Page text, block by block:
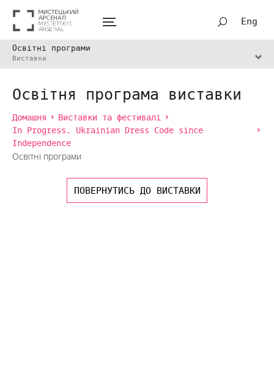
Eng
Освітні програми
Виставки
Освітня програма виставки
Домашня
Виставки та фестивалі
In Progress. Ukrainian Dress Code since
Independence
Освітні програми
ПОВЕРНУТИСЬ ДО ВИСТАВКИ